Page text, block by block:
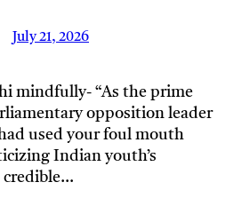
July 21, 2026
mindfully- “As the prime
opposition leader
used your foul mouth
Indian youth’s
credible…